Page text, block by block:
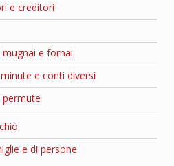
e creditori
mugnai e fornai
e conti diversi
permute
e di persone